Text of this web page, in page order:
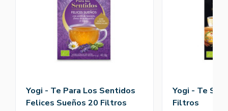
Yogi - Te Para Los Sentidos
Felices Sueños 20 Filtros
Yogi - Te
Filtros